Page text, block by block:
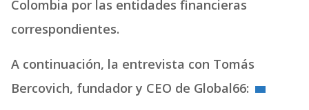
Colombia por las entidades financieras
correspondientes.
A continuación, la entrevista con Tomás
Bercovich, fundador y CEO de Global66: